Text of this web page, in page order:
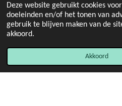
Deze website gebruikt cookies
doeleinden en/of het tonen van
gebruik te blijven maken van de
akkoord.
Akkoord
© 2022 - 2026 Mint 11 giftstore
Powered byJouwWeb